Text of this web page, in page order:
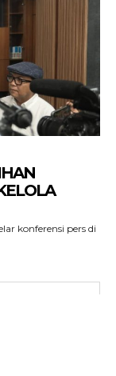
konferensi pers di